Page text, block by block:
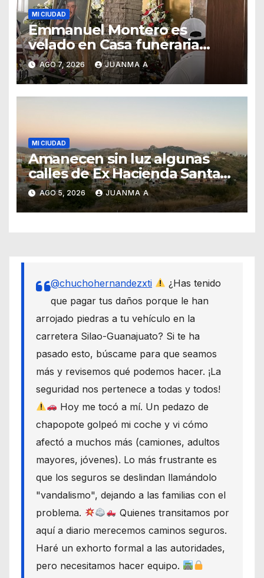
MI CIUDAD
Emmanuel Montero es
velado en Casa funeraria
Forasté
AGO 7, 2026 JUANMA A
MI CIUDAD
Amanecen sin luz algunas
calles de Ex Hacienda Santa
Teresa
AGO 5, 2026 JUANMA A
@chuchohernandezxti
¿Has tenido
que pagar tus daños porque le han
arrojado piedras a tu vehículo en la
carretera Silao-Guanajuato? Si te ha
pasado esto, búscame para que seamos
más y revisemos qué podemos hacer. ¡La
seguridad nos pertenece a todas y todos!
Hoy me tocó a mí. Un pedazo de
chapopote golpeó mi coche y vi cómo
afectó a muchos más (camiones, adultos
mayores, jóvenes). Lo más frustrante es
que los seguros se deslindan llamándolo
"vandalismo", dejando a las familias con el
problema.
Quienes transitamos por
aquí a diario merecemos caminos seguros.
Haré un exhorto formal a las autoridades,
pero necesitamos hacer equipo.